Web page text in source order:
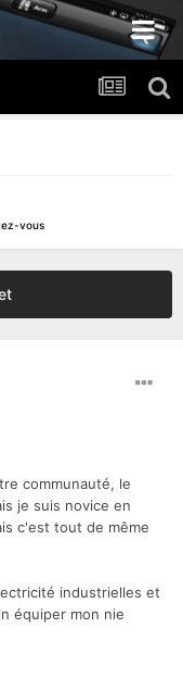
vous
communauté, le
je suis novice en
c'est tout de même
industrielles et
équiper mon nie